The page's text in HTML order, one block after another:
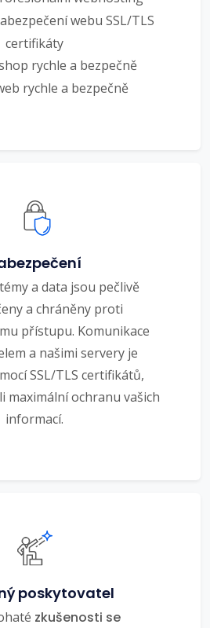
webu SSL/TLS
certifikáty
rychle a bezpečně
rychle a bezpečně
a data jsou pečlivě
a chráněny proti
přístupu. Komunikace
a našimi servery je
SSL/TLS certifikátů,
maximální ochranu vašich
informací.
poskytovatel
zkušenosti se